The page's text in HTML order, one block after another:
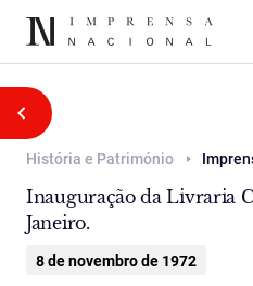
História e Património
Inauguração da Livraria
Janeiro.
8 de novembro de 1972